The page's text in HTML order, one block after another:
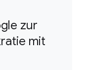
zur
mit